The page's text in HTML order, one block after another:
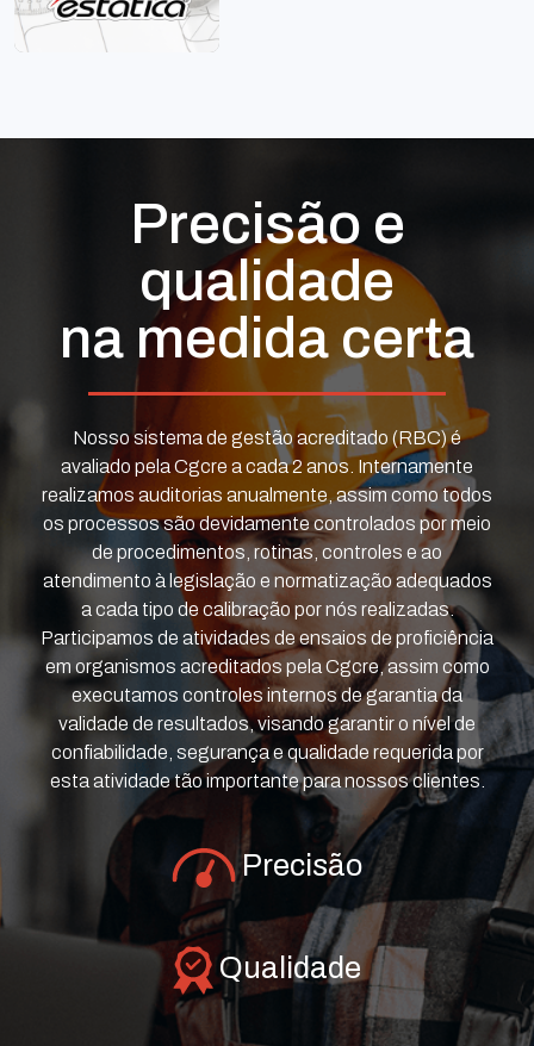
Precisão e
qualidade
na medida certa
Nosso sistema de gestão acreditado (RBC) é
avaliado pela Cgcre a cada 2 anos. Internamente
realizamos auditorias anualmente, assim como todos
os processos são devidamente controlados por meio
de procedimentos, rotinas, controles e ao
atendimento à legislação e normatização adequados
a cada tipo de calibração por nós realizadas.
Participamos de atividades de ensaios de proficiência
em organismos acreditados pela Cgcre, assim como
executamos controles internos de garantia da
validade de resultados, visando garantir o nível de
confiabilidade, segurança e qualidade requerida por
esta atividade tão importante para nossos clientes.
Precisão
Qualidade